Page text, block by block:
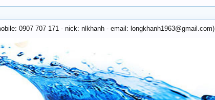
0907 707 171 - nick: nlkhanh - email: longkhanh1963@gmail.com)